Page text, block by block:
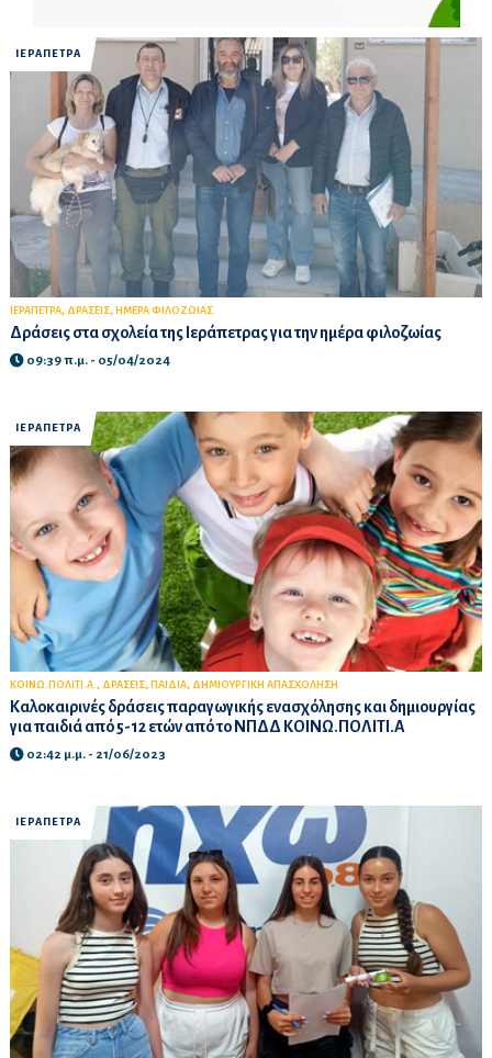
ΙΕΡΑΠΕΤΡΑ
ΙΕΡΑΠΕΤΡΑ, ΔΡΑΣΕΙΣ, ΗΜΕΡΑ ΦΙΛΟΖΩΙΑΣ
Δράσεις στα σχολεία της Ιεράπετρας για την ημέρα φιλοζωίας
09:39 π.μ. - 05/04/2024
ΙΕΡΑΠΕΤΡΑ
ΚΟΙΝΩ.ΠΟΛΙΤΙ.Α., ΔΡΑΣΕΙΣ, ΠΑΙΔΙΑ, ΔΗΜΙΟΥΡΓΙΚΗ ΑΠΑΣΧΟΛΗΣΗ
Καλοκαιρινές δράσεις παραγωγικής ενασχόλησης και δημιουργίας
για παιδιά από 5-12 ετών από το ΝΠΔΔ ΚΟΙΝΩ.ΠΟΛΙΤΙ.Α
02:42 μ.μ. - 21/06/2023
ΙΕΡΑΠΕΤΡΑ